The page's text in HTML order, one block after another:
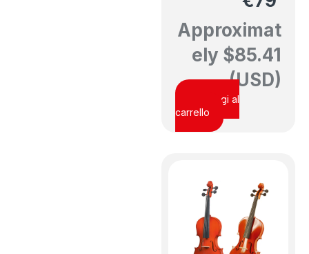
Approximat
ely $85.41
(USD)
Aggiungi al
carrello